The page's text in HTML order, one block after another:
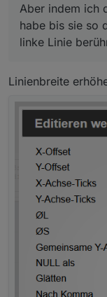
Aber indem ich
habe bis sie so
linke Linie
Linienbreite